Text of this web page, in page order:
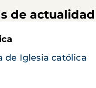
de actualidad
de Iglesia católica